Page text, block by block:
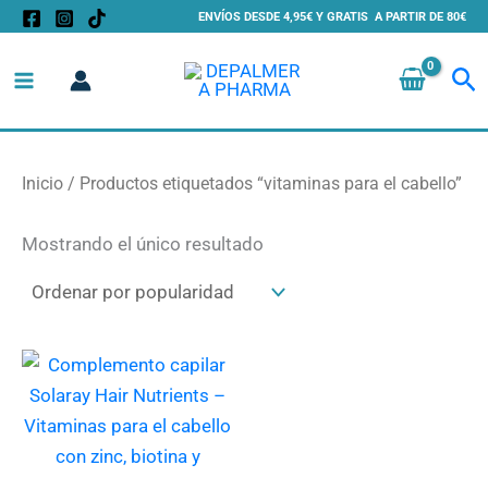
contenido
ENVÍOS DESDE 4,95€ Y GRATIS A PARTIR DE 80€
Inicio / Productos etiquetados “vitaminas para el cabello”
Mostrando el único resultado